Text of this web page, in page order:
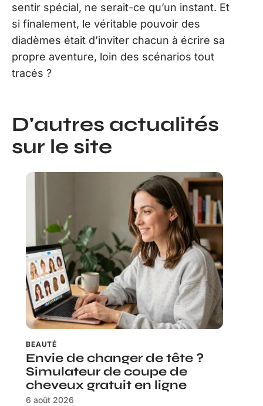
sentir spécial, ne serait-ce qu’un instant. Et
si finalement, le véritable pouvoir des
diadèmes était d’inviter chacun à écrire sa
propre aventure, loin des scénarios tout
tracés ?
D'autres actualités
sur le site
BEAUTÉ
Envie de changer de tête ?
Simulateur de coupe de
cheveux gratuit en ligne
6 août 2026